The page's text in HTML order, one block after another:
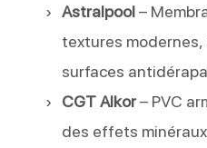
Astralpool–
textures
surfaces
CGT Alkor– PVC
des effets